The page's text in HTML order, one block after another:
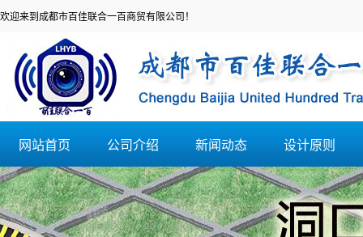
欢迎来到成都市百佳联合一百商贸有限公司！
网站首页 公司介绍 新闻动态 设计原则